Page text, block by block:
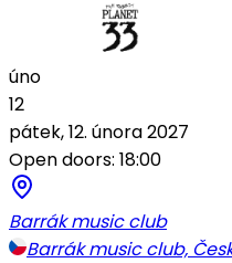
úno
12
pátek, 12. února 2027
Open doors: 18:00
Barrák music club
Barrák music club,